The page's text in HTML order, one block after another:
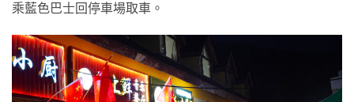
乘藍色巴士回停車場取車。